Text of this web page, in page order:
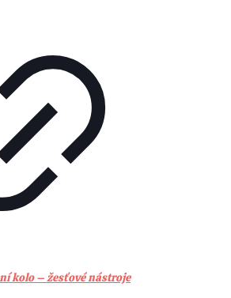
kolo – žesťové nástroje